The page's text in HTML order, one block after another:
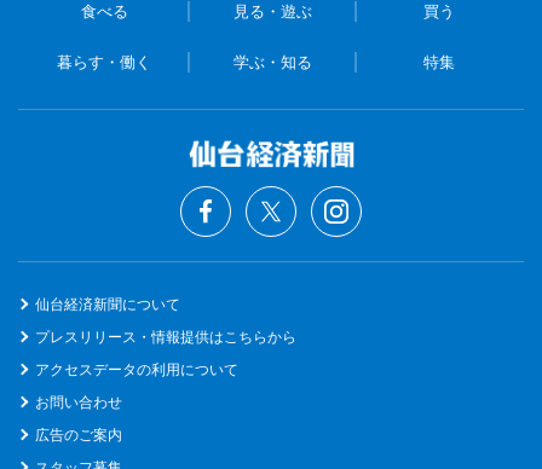
食べる 見る・遊ぶ 買う
暮らす・働く 学ぶ・知る 特集
仙台経済新聞について
プレスリリース・情報提供はこちらから
アクセスデータの利用について
お問い合わせ
広告のご案内